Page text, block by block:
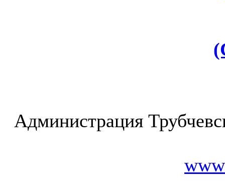
Администрация